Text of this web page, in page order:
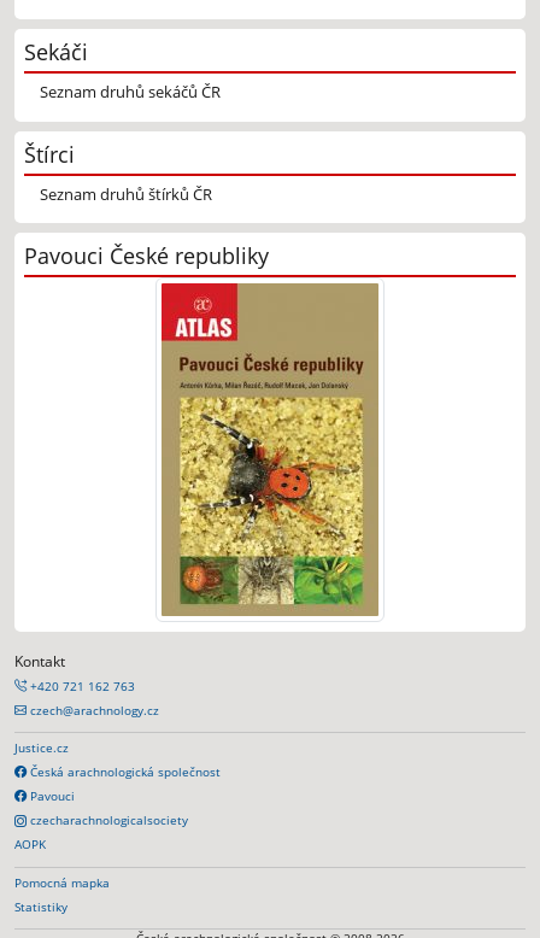
Sekáči
Seznam druhů sekáčů ČR
Štírci
Seznam druhů štírků ČR
Pavouci České republiky
Kontakt
+420 721 162 763
czech@arachnology.cz
Justice.cz
Česká arachnologická společnost
Pavouci
czecharachnologicalsociety
AOPK
Pomocná mapka
Statistiky